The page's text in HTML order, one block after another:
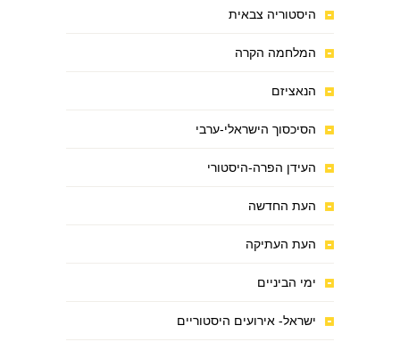
היסטוריה צבאית
המלחמה הקרה
הנאציזם
הסיכסוך הישראלי-ערבי
העידן הפרה-היסטורי
העת החדשה
העת העתיקה
ימי הביניים
ישראל- אירועים היסטוריים